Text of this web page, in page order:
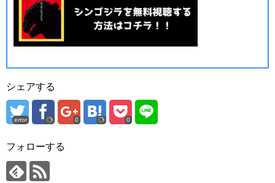
シェアする
error 0 0
フォローする